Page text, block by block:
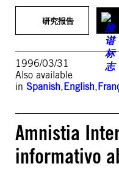
研究报告
1996/03/31
Also available
in Spanish,English,
Amnistia
informativo